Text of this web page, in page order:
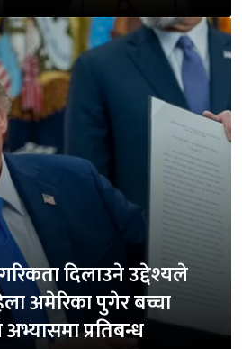
दिलाउने उद्देश्यले
अमेरिका पुगेर बच्चा
प्रतिबन्ध